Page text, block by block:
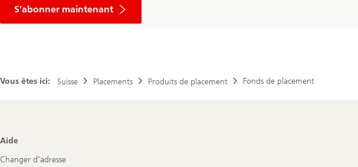
S’abonner maintenant
Vous êtes ici: Suisse Placements Produits de placement Fonds de placement
Footer
Aide
Changer d’adresse